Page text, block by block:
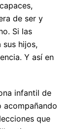
de ser y
Si las
sus hijos,
Y así en
infantil de
acompañando
que